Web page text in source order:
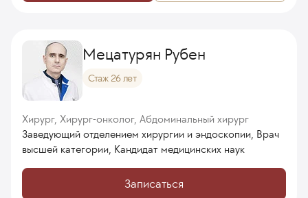
Мецатурян Рубен
Стаж 26 лет
Хирург, Хирург-онколог, Абдоминальный хирург
Заведующий отделением хирургии и эндоскопии, Врач
высшей категории, Кандидат медицинских наук
Записаться